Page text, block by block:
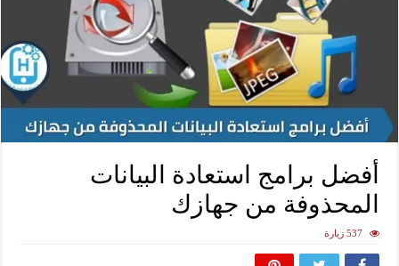
أفضل برامج استعادة البيانات
المحذوفة من جهازك
537 زيارة